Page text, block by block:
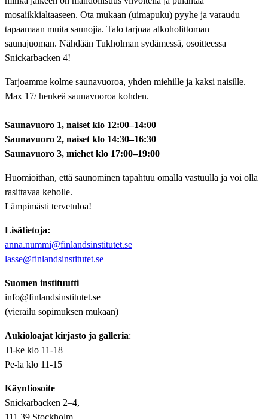
mosaiikkialtaaseen. Ota mukaan (uimapuku) pyyhe ja varaudu
tapaamaan muita saunojia. Talo tarjoaa alkoholittoman
saunajuoman. Nähdään Tukholman sydämessä, osoitteessa
Snickarbacken 4!
Tarjoamme kolme saunavuoroa, yhden miehille ja kaksi naisille.
Max 17/ henkeä saunavuoroa kohden.
Saunavuoro 1, naiset klo 12:00–14:00
Saunavuoro 2, naiset klo 14:30–16:30
Saunavuoro 3, miehet klo 17:00–19:00
Huomioithan, että saunominen tapahtuu omalla vastuulla ja voi olla
rasittavaa keholle.
Lämpimästi tervetuloa!
Lisätietoja:
anna.nummi@finlandsinstitutet.se
lasse@finlandsinstitutet.se
Suomen instituutti
info@finlandsinstitutet.se
(vierailu sopimuksen mukaan)
Aukioloajat kirjasto ja galleria:
Ti-ke klo 11-18
Pe-la klo 11-15
Käyntiosoite
Snickarbacken 2–4,
111 39 Stockholm